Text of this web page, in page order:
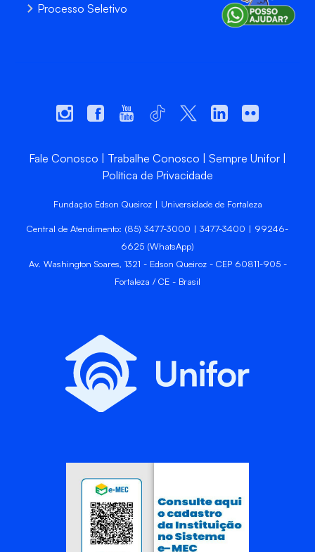
Processo Seletivo
Fale Conosco Trabalhe Conosco
Sempre Unifor
Política de Privacidade
Fundação Edson Queiroz | Universidade de Fortaleza
Central de Atendimento: (85) 3477-3000 | 3477-3400 | 99246-
6625 (WhatsApp)
Av. Washington Soares, 1321 - Edson Queiroz - CEP 60811-905 -
Fortaleza / CE - Brasil